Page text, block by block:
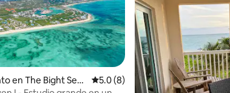
de 5, 32 reseñas
en The Bight Settl
Calificación promedio: 5.0 de 5, 8
5.0 (8)